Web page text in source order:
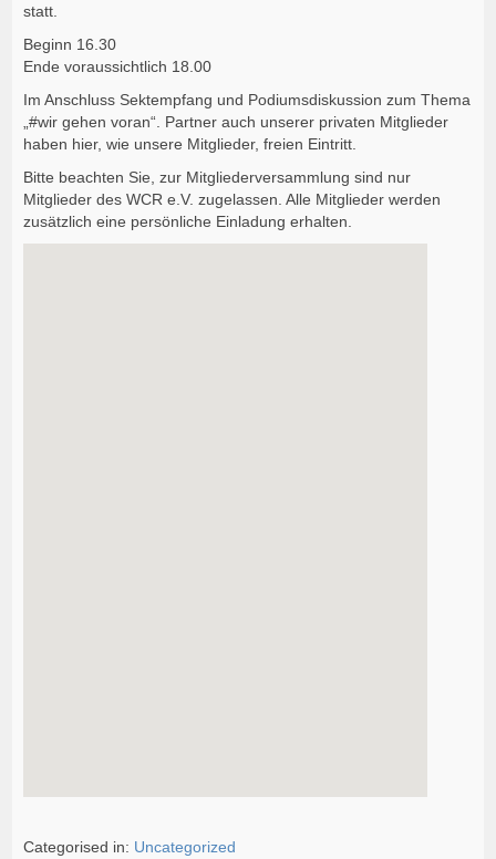
statt.
Beginn 16.30
Ende voraussichtlich 18.00
Im Anschluss Sektempfang und Podiumsdiskussion zum Thema
„#wir gehen voran“. Partner auch unserer privaten Mitglieder
haben hier, wie unsere Mitglieder, freien Eintritt.
Bitte beachten Sie, zur Mitgliederversammlung sind nur
Mitglieder des WCR e.V. zugelassen. Alle Mitglieder werden
zusätzlich eine persönliche Einladung erhalten.
Categorised in: Uncategorized